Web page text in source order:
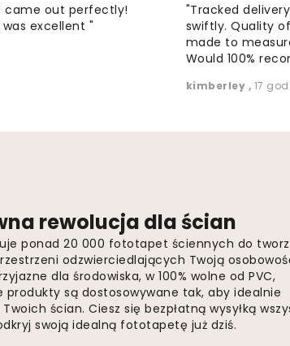
came out perfectly!
excellent "
"Tracked
swiftly. Quality
made to
Would 100%
kimberley , 17
rewolucja dla ścian
ponad 20 000 fototapet ściennych do
odzwierciedlających Twoją
dla środowiska, w 100% wolne od PVC,
produkty są dostosowywane tak, aby idealnie
ścian. Ciesz się bezpłatną wysyłką
swoją idealną fototapetę już dziś.